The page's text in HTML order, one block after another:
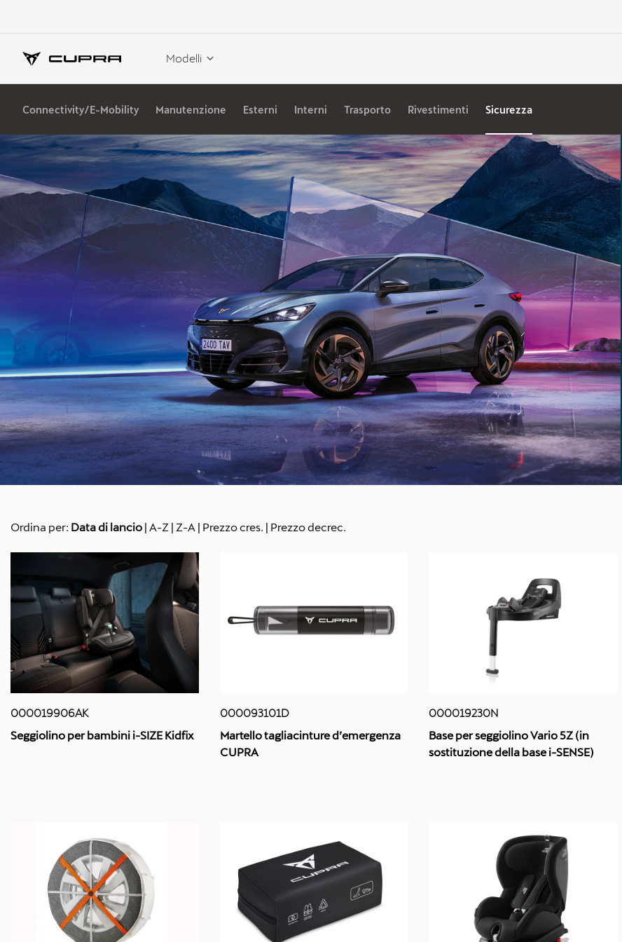
Modelli
Connectivity/E-Mobility Manutenzione Esterni Interni Trasporto Rivestimenti Sicurezza
Ordina per: Data di lancio | A-Z | Z-A | Prezzo cres. | Prezzo decrec.
000019906AK
Seggiolino per bambini i-SIZE Kidfix
000093101D
Martello tagliacinture d’emergenza
CUPRA
000019230N
Base per seggiolino Vario 5Z (in
sostituzione della base i-SENSE)